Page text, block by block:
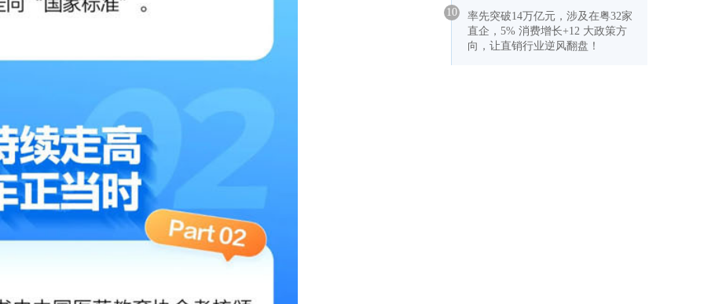
10
率先突破14万亿元，涉及在粤32家
直企，5% 消费增长+12 大政策方
向，让直销行业逆风翻盘！